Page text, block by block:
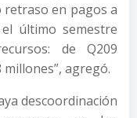
retraso en pagos a
último semestre
de Q209
agregó.
descoordinación